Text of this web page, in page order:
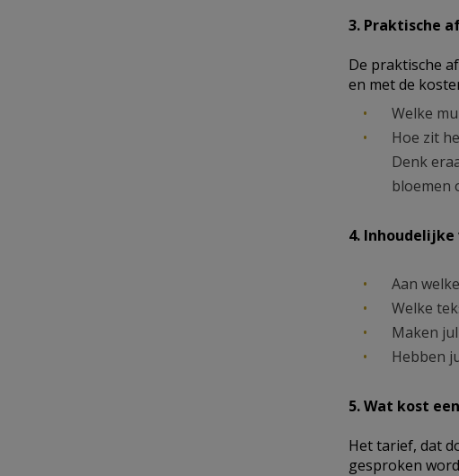
3. Praktische
De praktische
en met de
Welke
Hoe zit
Denk
bloemen
4.
Aan
Welke
Maken
Hebben
5. Wat kost
Het tarief, dat
gesproken